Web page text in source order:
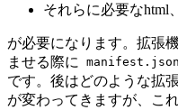
それらに必要なhtml
が必要になります。拡張
ませる際に
manifest.json
です。後はどのような拡
が変わってきますが、こ